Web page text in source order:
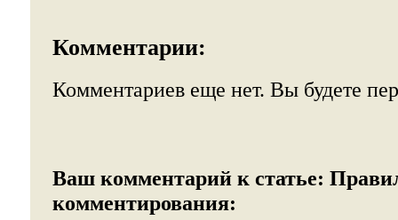
Комментарии:
Комментариев еще нет. Вы будете
Ваш комментарий к статье:
комментирования: